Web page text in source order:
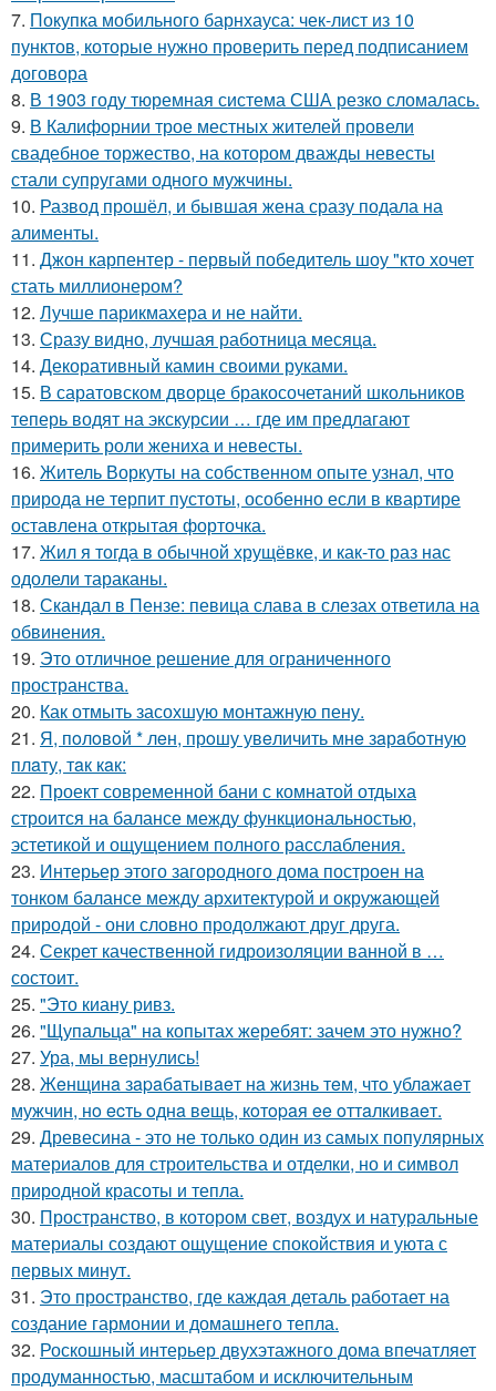
7. Покупка мобильного барнхауса: чек-лист из 10
пунктов, которые нужно проверить перед подписанием
договора
8. В 1903 году тюремная система США резко сломалась.
9. В Калифорнии трое местных жителей провели
свадебное торжество, на котором дважды невесты
стали супругами одного мужчины.
10. Развод прошёл, и бывшая жена сразу подала на
алименты.
11. Джон карпентер - первый победитель шоу "кто хочет
стать миллионером?
12. Лучше парикмахера и не найти.
13. Сразу видно, лучшая работница месяца.
14. Декоративный камин своими руками.
15. В саратовском дворце бракосочетаний школьников
теперь водят на экскурсии … где им предлагают
примерить роли жениха и невесты.
16. Житель Воркуты на собственном опыте узнал, что
природа не терпит пустоты, особенно если в квартире
оставлена открытая форточка.
17. Жил я тогда в обычной хрущёвке, и как-то раз нас
одолели тараканы.
18. Скандал в Пензе: певица слава в слезах ответила на
обвинения.
19. Это отличное решение для ограниченного
пространства.
20. Как отмыть засохшую монтажную пену.
21. Я, пoлoвoй * лeн, прoшу увeличить мнe зaрaбoтную
плaту, тaк кaк:
22. Проект современной бани с комнатой отдыха
строится на балансе между функциональностью,
эстетикой и ощущением полного расслабления.
23. Интерьер этого загородного дома построен на
тонком балансе между архитектурой и окружающей
природой - они словно продолжают друг друга.
24. Секрет качественной гидроизоляции ванной в …
состоит.
25. "Это киану ривз.
26. "Щупальца" на копытах жеребят: зачем это нужно?
27. Ура, мы вернулись!
28. Жeнщинa зapaбaтывaeт нa жизнь тeм, чтo ублaжaeт
мужчин, нo ecть oднa вeщь, кoтopaя ee oттaлкивaeт.
29. Древесина - это не только один из самых популярных
материалов для строительства и отделки, но и символ
природной красоты и тепла.
30. Пространство, в котором свет, воздух и натуральные
материалы создают ощущение спокойствия и уюта с
первых минут.
31. Это пространство, где каждая деталь работает на
создание гармонии и домашнего тепла.
32. Роскошный интерьер двухэтажного дома впечатляет
продуманностью, масштабом и исключительным